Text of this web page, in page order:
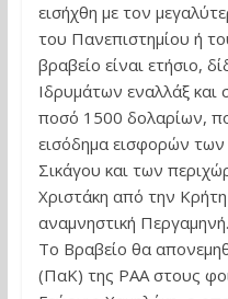
εισήχθη με τον
του Πανεπιστημίου ή
βραβείο είναι ετήσιο,
Ιδρυμάτων εναλλάξ και
ποσό 1500 δολαρίων,
εισόδημα εισφορών
Σικάγου και των
Χριστάκη από την Κρήτη
αναμνηστική Περγαμηνή.
Το Βραβείο θα
(ΠαΚ) της PAA στους